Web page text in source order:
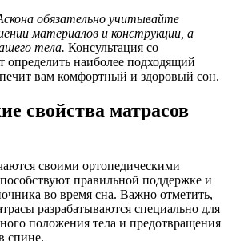
обязательно учитывайте
материалов и конструкции, а
тела. Консультация со
определить наиболее подходящий
вам комфортный и здоровый сон.
свойства матрасов
своими ортопедическими
правильной поддержке и
во время сна. Важно отметить,
разрабатываются специально для
положения тела и предотвращения
спине.